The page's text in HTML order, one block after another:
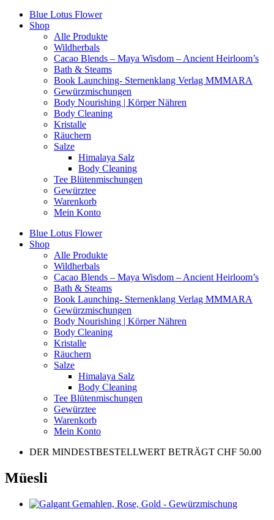
Blue Lotus Flower
Shop
Alle Produkte
Wildherbals
Cacao Blends – Maya Wisdom – Ancient Heirloom’s
Bath & Steams
Book Launching- Sternenklang Verlag MMMARA
Gewürzmischungen
Body Nourishing | Körper Nähren
Body Cleaning
Kristalle
Räuchern
Salze
Himalaya Salz
Body Cleaning
Tee Blütenmischungen
Gewürztee
Warenkorb
Mein Konto
Blue Lotus Flower
Shop
Alle Produkte
Wildherbals
Cacao Blends – Maya Wisdom – Ancient Heirloom’s
Bath & Steams
Book Launching- Sternenklang Verlag MMMARA
Gewürzmischungen
Body Nourishing | Körper Nähren
Body Cleaning
Kristalle
Räuchern
Salze
Himalaya Salz
Body Cleaning
Tee Blütenmischungen
Gewürztee
Warenkorb
Mein Konto
DER MINDESTBESTELLWERT BETRÄGT CHF 50.00
Müesli